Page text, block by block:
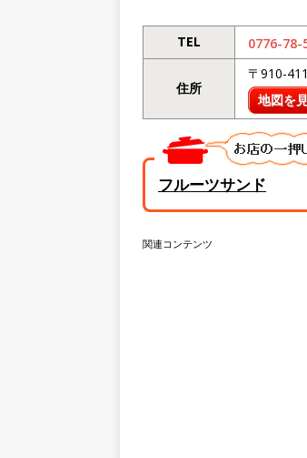
TEL 0776-78-
住所
〒910-
地図を
フルーツサンド
関連コンテンツ